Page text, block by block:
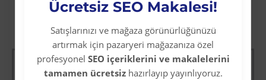
Ücretsiz SEO Makalesi!
Satışlarınızı ve mağaza görünürlüğünüzü
artırmak için pazaryeri mağazanıza özel
profesyonel SEO içeriklerini ve makalelerini
tamamen ücretsizhazırlayıp yayınlıyoruz.
Diğer Kategori Ürünleri